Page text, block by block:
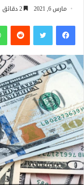
مارس 6, 2021
فيسبوكتويتر